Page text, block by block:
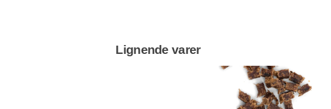
Lignende varer